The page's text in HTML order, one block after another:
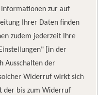
&
Coasts
–
Venice
Rome
Seven
Informationen zur auf
Ihrer Daten finden
zudem jederzeit Ihre
[in der
Ausschalten der
Widerruf wirkt sich
der bis zum Widerruf